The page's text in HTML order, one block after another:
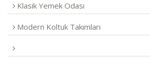
Klasik Yemek Odası
Modern Koltuk Takımları